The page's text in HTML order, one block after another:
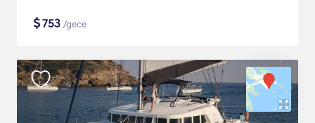
$753 /gece